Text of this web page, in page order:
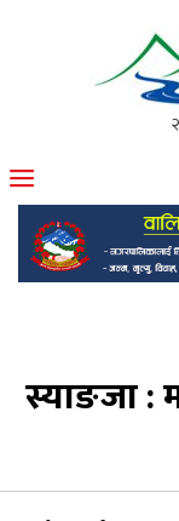
मोफसलकै
स्याङजा :